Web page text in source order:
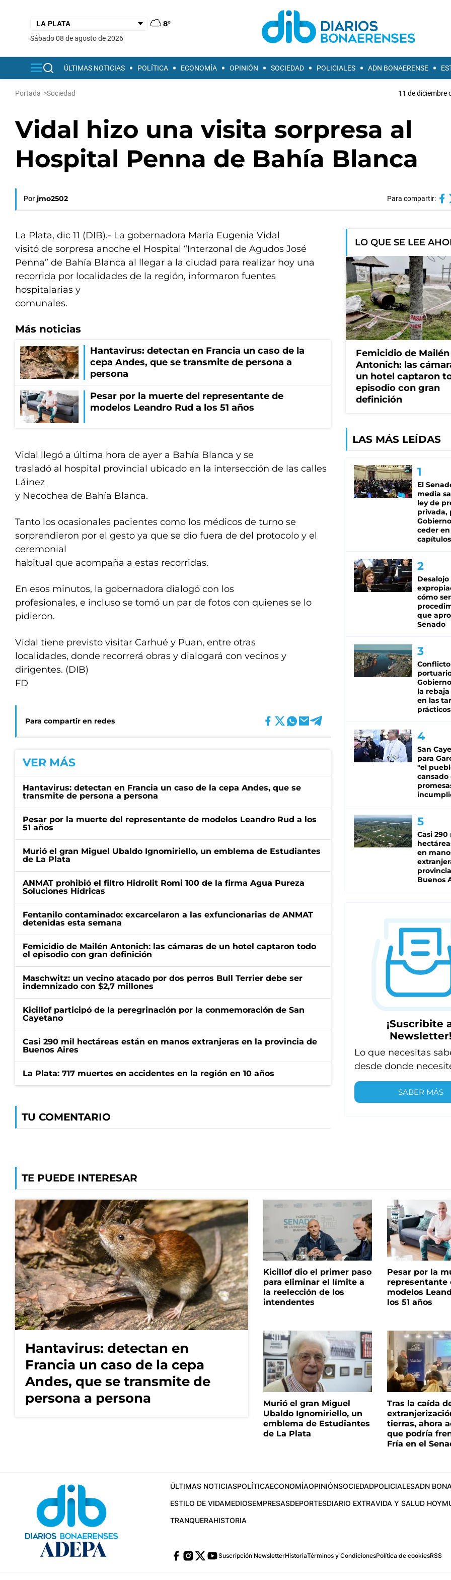
8°
sábado 08 de agosto de 2026
ÚLTIMAS NOTICIAS POLÍTICA ECONOMÍA OPINIÓN SOCIEDAD POLICIALES ADN BONAERENSE
Portada >Sociedad 11 de diciembre
Vidal hizo una visita sorpresa al
Hospital Penna de Bahía Blanca
Por jmo2502 Para compartir:
La Plata, dic 11 (DIB).- La gobernadora María Eugenia Vidal
visitó de sorpresa anoche el Hospital “Interzonal de Agudos José
Penna” de Bahía Blanca al llegar a la ciudad para realizar hoy una
recorrida por localidades de la región, informaron fuentes
hospitalarias y
comunales.
Más noticias
Hantavirus: detectan en Francia un caso de la
cepa Andes, que se transmite de persona a
persona
Pesar por la muerte del representante de
modelos Leandro Rud a los 51 años
Vidal llegó a última hora de ayer a Bahía Blanca y se
trasladó al hospital provincial ubicado en la intersección de las calles
Láinez
y Necochea de Bahía Blanca.
Tanto los ocasionales pacientes como los médicos de turno se
sorprendieron por el gesto ya que se dio fuera de del protocolo y el
ceremonial
habitual que acompaña a estas recorridas.
En esos minutos, la gobernadora dialogó con los
profesionales, e incluso se tomó un par de fotos con quienes se lo
pidieron.
Vidal tiene previsto visitar Carhué y Puan, entre otras
localidades, donde recorrerá obras y dialogará con vecinos y
dirigentes. (DIB)
FD
Para compartir en redes
VER MÁS
Hantavirus: detectan en Francia un caso de la cepa Andes, que se
transmite de persona a persona
Pesar por la muerte del representante de modelos Leandro Rud a los
51 años
Murió el gran Miguel Ubaldo Ignomiriello, un emblema de Estudiantes
de La Plata
ANMAT prohibió el filtro Hidrolit Romi 100 de la firma Agua Pureza
Soluciones Hídricas
Fentanilo contaminado: excarcelaron a las exfuncionarias de ANMAT
detenidas esta semana
Femicidio de Mailén Antonich: las cámaras de un hotel captaron todo
el episodio con gran definición
Maschwitz: un vecino atacado por dos perros Bull Terrier debe ser
indemnizado con $2,7 millones
Kicillof participó de la peregrinación por la conmemoración de San
Cayetano
Casi 290 mil hectáreas están en manos extranjeras en la provincia de
Buenos Aires
La Plata: 717 muertes en accidentes en la región en 10 años
TU COMENTARIO
LO QUE SE LEE
Femicidio de Mailén
Antonich: las
un hotel captaron
episodio con gran
definición
LAS MÁS LEÍDAS
El
media
ley de
privada,
ceder
capítulos
cómo
que
Senado
Conflicto
la rebaja
en las
prácticos
San
para
"el
cansado
Casi 290
en
Buenos
¡Suscribite
Newsletter!
Lo que necesitas
desde donde
SABER MÁS
TE PUEDE INTERESAR
Hantavirus: detectan en
Francia un caso de la cepa
Andes, que se transmite de
persona a persona
Kicillof dio el primer paso
para eliminar el límite a
la reelección de los
intendentes
Pesar por la
representante
modelos
los 51 años
Murió el gran Miguel
Ubaldo Ignomiriello, un
emblema de Estudiantes
de La Plata
Tras la caída
tierras, ahora
que podría
Fría en el
ÚLTIMAS NOTICIASPOLÍTICAECONOMÍAOPINIÓNSOCIEDADPOLICIALESADN
ESTILO DE VIDAMEDIOSEMPRESASDEPORTESDIARIO EXTRAVIDA Y SALUD HOY
TRANQUERAHISTORIA
Suscripción NewsletterHistoriaTérminos y CondicionesPolítica de cookiesRSS